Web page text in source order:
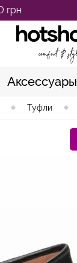
Туфли